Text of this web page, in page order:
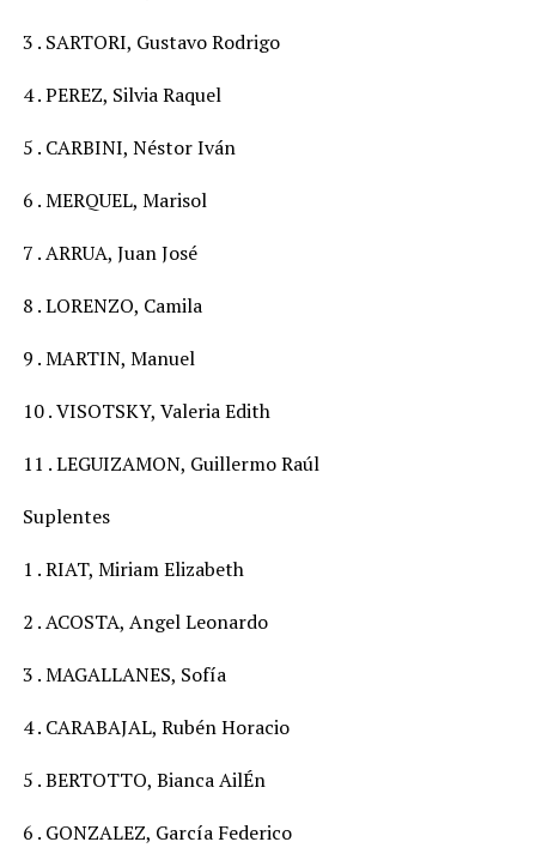
3 . SARTORI, Gustavo Rodrigo
4 . PEREZ, Silvia Raquel
5 . CARBINI, Néstor Iván
6 . MERQUEL, Marisol
7 . ARRUA, Juan José
8 . LORENZO, Camila
9 . MARTIN, Manuel
10 . VISOTSKY, Valeria Edith
11 . LEGUIZAMON, Guillermo Raúl
Suplentes
1 . RIAT, Miriam Elizabeth
2 . ACOSTA, Angel Leonardo
3 . MAGALLANES, Sofía
4 . CARABAJAL, Rubén Horacio
5 . BERTOTTO, Bianca AilÉn
6 . GONZALEZ, García Federico